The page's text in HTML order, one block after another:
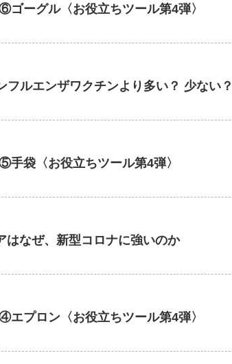
ーグル〈お役立ちツール第4弾〉
ルエンザワクチンより多い？ 少ない？
袋〈お役立ちツール第4弾〉
なぜ、新型コロナに強いのか
プロン〈お役立ちツール第4弾〉